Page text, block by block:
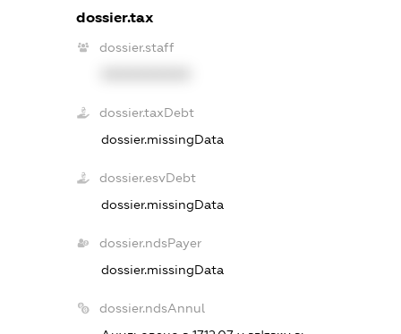
dossier.tax
dossier.staff
dossier.taxDebt
dossier.missingData
dossier.esvDebt
dossier.missingData
dossier.ndsPayer
dossier.missingData
dossier.ndsAnnul